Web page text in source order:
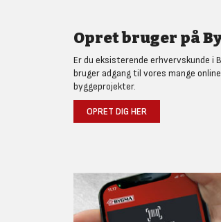
Opret bruger på
Er du eksisterende erhvervskunde i
bruger adgang til vores mange
byggeprojekter.
OPRET DIG HER